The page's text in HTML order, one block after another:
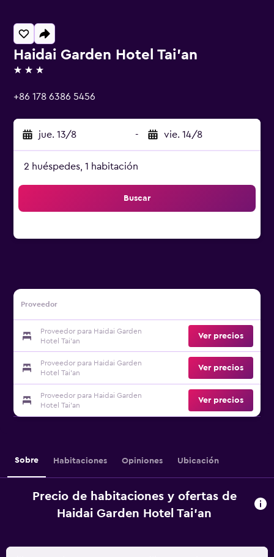
Haidai Garden Hotel Tai'an
3 estrellas
+86 178 6386 5456
jue. 13/8 - vie. 14/8
2 huéspedes, 1 habitación
Buscar
Proveedor
Proveedor para Haidai Garden
Hotel Tai'an
Ver precios
Proveedor para Haidai Garden
Hotel Tai'an
Ver precios
Proveedor para Haidai Garden
Hotel Tai'an
Ver precios
Sobre Habitaciones Opiniones Ubicación
Precio de habitaciones y ofertas de
Haidai Garden Hotel Tai'an